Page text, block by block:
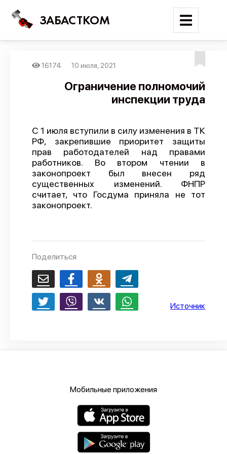
ЗАБАСТКОМ
Поиск
Карта событий
Трудовые конфликты
Отчеты
Предложить публикацию
О проекте
Политика конфиденциальности
16174 10 июля, 2021
Ограничение полномочий
инспекции труда
С 1 июля вступили в силу изменения в ТК
РФ, закрепившие приоритет защиты
прав работодателей над правами
работников. Во втором чтении в
законопроект был внесен ряд
существенных изменений. ФНПР
считает, что Госдума приняла не тот
законопроект.
Поделиться
Источник
Мобильные приложения